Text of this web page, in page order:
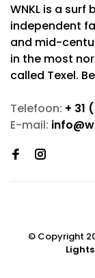
WNKL is a
independent
and mid-
in the most
called Texel.
Telefoon: + 31
E-mail:
© Copyright